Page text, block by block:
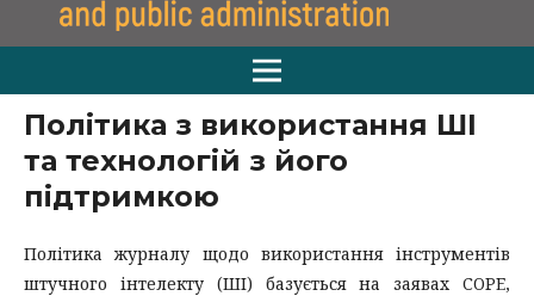
Політика з використання ШІ
та технологій з його
підтримкою
Політика журналу щодо використання інструментів
штучного інтелекту (ШІ) базується на заявах COPE,